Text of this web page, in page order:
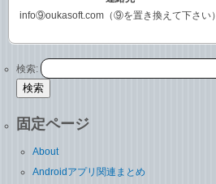
info⑨oukasoft.com（⑨を置き換えて下さい）
検索:
固定ページ
About
Androidアプリ関連まとめ